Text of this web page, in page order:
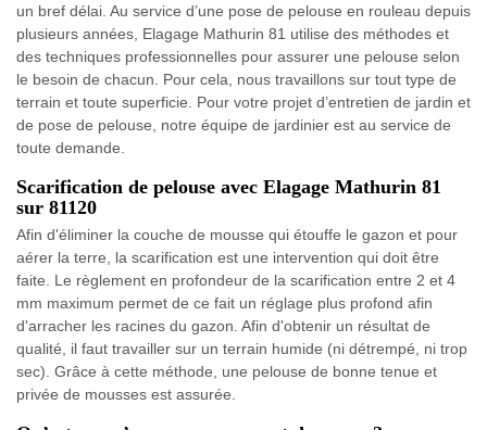
un bref délai. Au service d’une pose de pelouse en rouleau depuis
plusieurs années, Elagage Mathurin 81 utilise des méthodes et
des techniques professionnelles pour assurer une pelouse selon
le besoin de chacun. Pour cela, nous travaillons sur tout type de
terrain et toute superficie. Pour votre projet d’entretien de jardin et
de pose de pelouse, notre équipe de jardinier est au service de
toute demande.
Scarification de pelouse avec Elagage Mathurin 81
sur 81120
Afin d'éliminer la couche de mousse qui étouffe le gazon et pour
aérer la terre, la scarification est une intervention qui doit être
faite. Le règlement en profondeur de la scarification entre 2 et 4
mm maximum permet de ce fait un réglage plus profond afin
d'arracher les racines du gazon. Afin d'obtenir un résultat de
qualité, il faut travailler sur un terrain humide (ni détrempé, ni trop
sec). Grâce à cette méthode, une pelouse de bonne tenue et
privée de mousses est assurée.